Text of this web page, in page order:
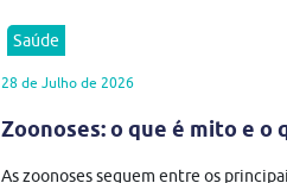
Saúde
28 de Julho de 2026
Zoonoses: o que é mito e o
As zoonoses seguem entre os